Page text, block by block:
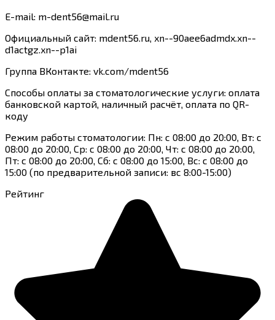
E-mail: m-dent56@mail.ru
Официальный сайт: mdent56.ru, xn--90aee6admdx.xn--
d1actgz.xn--p1ai
Группа ВКонтакте: vk.com/mdent56
Способы оплаты за стоматологические услуги: оплата
банковской картой, наличный расчёт, оплата по QR-
коду
Режим работы стоматологии: Пн: с 08:00 до 20:00, Вт: с
08:00 до 20:00, Ср: с 08:00 до 20:00, Чт: с 08:00 до 20:00,
Пт: с 08:00 до 20:00, Сб: с 08:00 до 15:00, Вс: с 08:00 до
15:00 (по предварительной записи: вс 8:00-15:00)
Рейтинг